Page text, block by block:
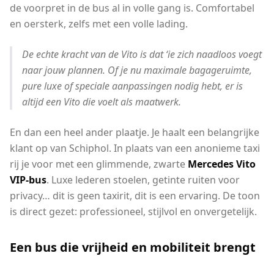
de voorpret in de bus al in volle gang is. Comfortabel
en oersterk, zelfs met een volle lading.
De echte kracht van de Vito is dat ‘ie zich naadloos voegt
naar jouw plannen. Of je nu maximale bagageruimte,
pure luxe of speciale aanpassingen nodig hebt, er is
altijd een Vito die voelt als maatwerk.
En dan een heel ander plaatje. Je haalt een belangrijke
klant op van Schiphol. In plaats van een anonieme taxi
rij je voor met een glimmende, zwarte Mercedes Vito
VIP-bus. Luxe lederen stoelen, getinte ruiten voor
privacy… dit is geen taxirit, dit is een ervaring. De toon
is direct gezet: professioneel, stijlvol en onvergetelijk.
Een bus die vrijheid en mobiliteit brengt